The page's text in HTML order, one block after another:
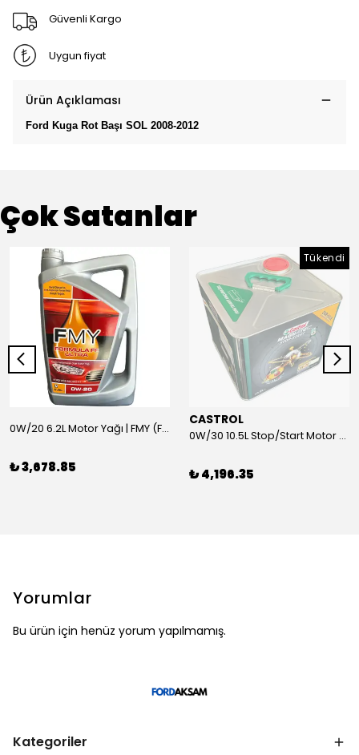
Güvenli Kargo
Uygun fiyat
Ürün Açıklaması
Ford Kuga Rot Başı SOL 2008-2012
Çok Satanlar
0W/20 6.2L Motor Yağı | FMY (Ford Motor Yağları)
₺ 3,678.85
Tükendi
CASTROL
0W/30 10.5L Stop/Start Motor Yağı | CASTROL
₺ 4,196.35
Yorumlar
Bu ürün için henüz yorum yapılmamış.
Kategoriler